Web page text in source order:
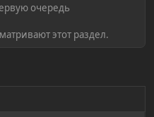
очередь
этот раздел.